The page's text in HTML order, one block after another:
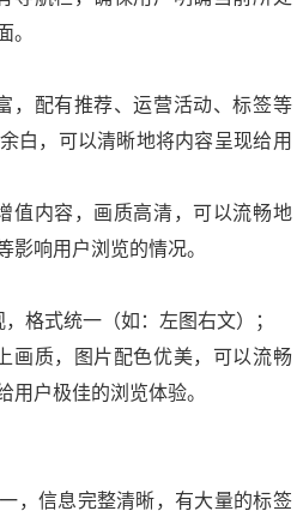
。
，配有推荐、运营活动、标签等
白，可以清晰地将内容呈现给用
值内容，画质高清，可以流畅地
影响用户浏览的情况。
，格式统一（如：左图右文）；
画质，图片配色优美，可以流畅
用户极佳的浏览体验。
，信息完整清晰，有大量的标签